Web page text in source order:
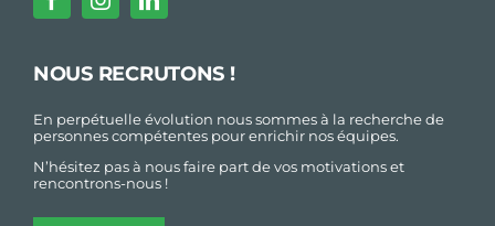
NOUS RECRUTONS !
En perpétuelle évolution nous sommes à la recherche de
personnes compétentes pour enrichir nos équipes.
N’hésitez pas à nous faire part de vos motivations et
rencontrons-nous !